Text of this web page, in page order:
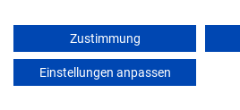
Zustimmung
Einstellungen anpassen